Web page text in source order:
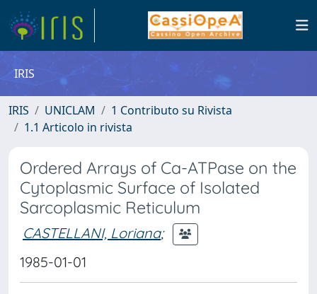
IRIS
IRIS UNICLAM
1 Contributo su Rivista
1.1 Articolo in rivista
Ordered Arrays of Ca-ATPase on the
Cytoplasmic Surface of Isolated
Sarcoplasmic Reticulum
CASTELLANI, Loriana;
1985-01-01